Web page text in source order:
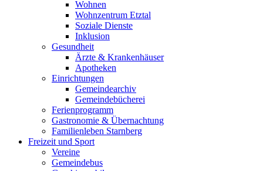
Wohnen
Wohnzentrum Etztal
Soziale Dienste
Inklusion
Gesundheit
Ärzte & Krankenhäuser
Apotheken
Einrichtungen
Gemeindearchiv
Gemeindebücherei
Ferienprogramm
Gastronomie & Übernachtung
Familienleben Starnberg
Freizeit und Sport
Vereine
Gemeindebus